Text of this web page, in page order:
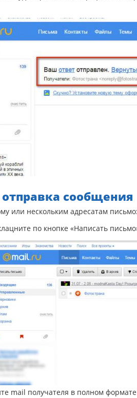
сообщения
или нескольким адресатам письмо:
по кнопке «Написать
mail получателя в полном